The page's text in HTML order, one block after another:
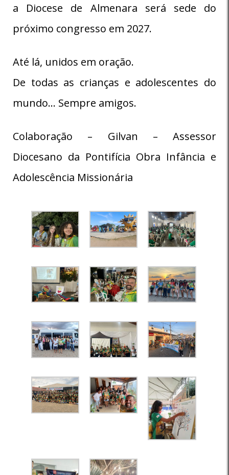
a Diocese de Almenara será sede do
próximo congresso em 2027.
Até lá, unidos em oração.
De todas as crianças e adolescentes do
mundo… Sempre amigos.
Colaboração – Gilvan – Assessor
Diocesano da Pontifícia Obra Infância e
Adolescência Missionária